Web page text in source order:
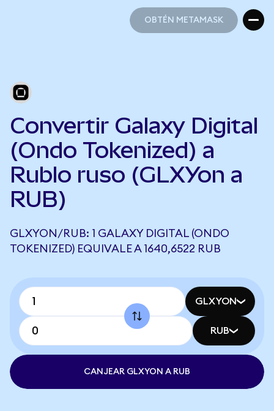
OBTÉN METAMASK
Convertir Galaxy Digital
(Ondo Tokenized) a
Rublo ruso (GLXYon a
RUB)
GLXYON/RUB: 1 GALAXY DIGITAL (ONDO
TOKENIZED) EQUIVALE A 1640,6522 RUB
GLXYON
RUB
CANJEAR GLXYON A RUB